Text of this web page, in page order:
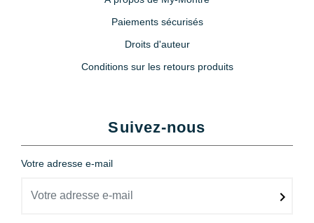
Paiements sécurisés
Droits d'auteur
Conditions sur les retours produits
Suivez-nous
Votre adresse e-mail